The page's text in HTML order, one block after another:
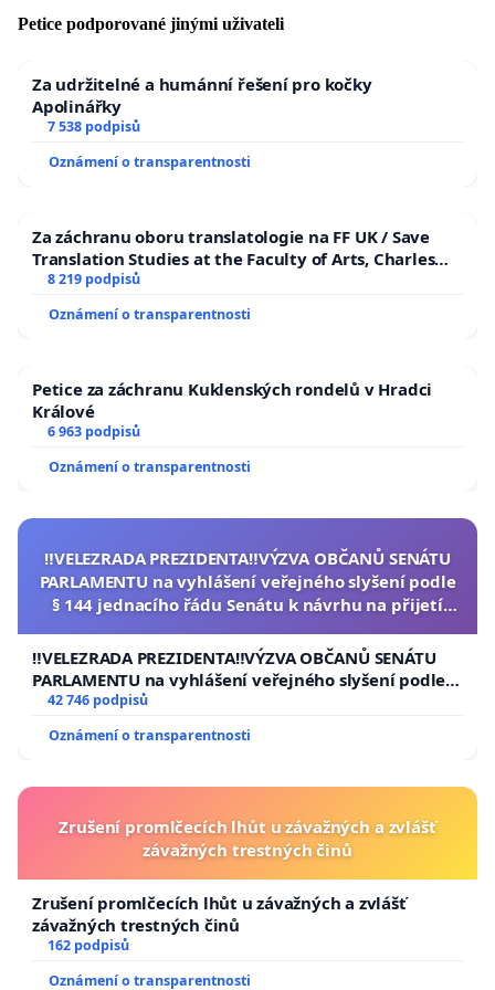
Roman Šmucler, CSc., MUDr. Petr Šonka, MUDr. Alena
Svrčinová Ph.D., prof. MUDr. Miloš Táborský CSc., prof.
MUDr. Michal Vrablík, Ph.D.
DALŠÍ INFORMACE:
Může být konsensus nakažlivý?
Konsenzus & Notorieta aneb Víra ve virus
Prohlášení o izolaci viru
Instituce po celém světě nemají žádný záznam o
POKUD TOTO NEBUDE SPLNĚNO, PLÁNUJEME DALŠÍ
KROKY. JSTE-LI TAKÉ TOHO NÁZORU, ŽE PSEUDO
VĚDA A IDEOLOGIE NESMÍ OVLIVŇOVAT FUNGOVÁNÍ
SUVERÉNNÍHO STÁTU A BEZTRESTNĚ SI ZAHRÁVAT SE
PODPISEM. ODPOVĚDNÉ ORGÁNY MUSÍ DOLOŽIT
DŮKAZY KE SVÝM OPATŘENÍM.
Autor petice:Resetheus z.s.
Média:Odysee|resetheus.org
Petice podporované jinými uživateli
Za udržitelné a humánní řešení pro kočky
Apolinářky
7 538 podpisů
Oznámení o transparentnosti
Za záchranu oboru translatologie na FF UK / Save
Translation Studies at the Faculty of Arts, Charles
University
8 219 podpisů
Oznámení o transparentnosti
Petice za záchranu Kuklenských rondelů v Hradci
Králové
6 963 podpisů
Oznámení o transparentnosti
‼️VELEZRADA PREZIDENTA‼️VÝZVA OBČANŮ SENÁTU
PARLAMENTU na vyhlášení veřejného slyšení podle
§ 144 jednacího řádu Senátu k návrhu na přijetí
republiky
‼️VELEZRADA PREZIDENTA‼️VÝZVA OBČANŮ SENÁTU
PARLAMENTU na vyhlášení veřejného slyšení podle §
144 jednacího řádu Senátu k návrhu na přijetí
republiky
42 746 podpisů
Oznámení o transparentnosti
Zrušení promlčecích lhůt u závažných a zvlášť
závažných trestných činů
Zrušení promlčecích lhůt u závažných a zvlášť
závažných trestných činů
162 podpisů
Oznámení o transparentnosti